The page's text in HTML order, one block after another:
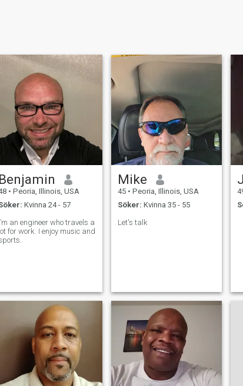
Benjamin
• Peoria, Illinois, USA
Kvinna 24 - 57
an engineer who travels a
lot for work. I enjoy music and
Mike
45 • Peoria, Illinois, USA
Söker: Kvinna 35 - 55
Let's talk